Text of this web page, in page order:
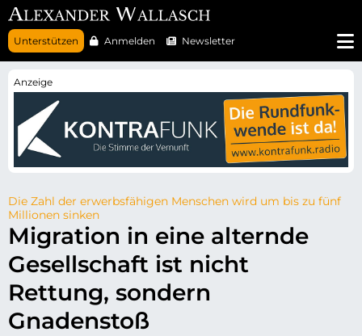
N
a
v
r
s
p
n
g
e
n
Unterstützen Anmelden Newsletter
Die Zahl der erwerbsfähigen Menschen wird um bis zu fünf
Millionen sinken
Migration in eine alternde
Gesellschaft ist nicht
Rettung, sondern
Gnadenstoß